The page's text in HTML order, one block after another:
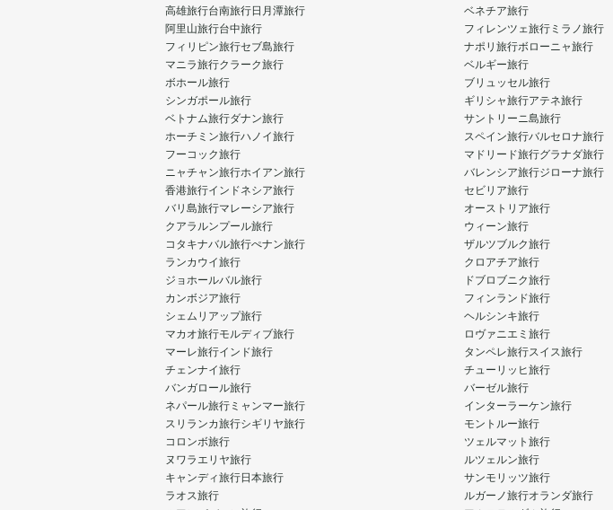
高雄旅行台南旅行日月潭旅行
阿里山旅行台中旅行
フィリピン旅行セブ島旅行
マニラ旅行クラーク旅行
ボホール旅行
シンガポール旅行
ベトナム旅行ダナン旅行
ホーチミン旅行ハノイ旅行
フーコック旅行
ニャチャン旅行ホイアン旅行
香港旅行インドネシア旅行
バリ島旅行マレーシア旅行
クアラルンプール旅行
コタキナバル旅行ぺナン旅行
ランカウイ旅行
ジョホールバル旅行
カンボジア旅行
シェムリアップ旅行
マカオ旅行モルディブ旅行
マーレ旅行インド旅行
チェンナイ旅行
バンガロール旅行
ネパール旅行 ミャンマー旅行
スリランカ旅行シギリヤ旅行
コロンボ旅行
ヌワラエリヤ旅行
キャンディ旅行日本旅行
ラオス旅行
ベネチア旅行
フィレンツェ旅行 ミラノ旅行
ナポリ旅行ボローニャ旅行
ベルギー旅行
ブリュッセル旅行
ギリシャ旅行アテネ旅行
サントリーニ島旅行
スペイン旅行バルセロナ旅行
マドリード旅行グラナダ旅行
バレンシア旅行ジローナ旅行
セビリア旅行
オーストリア旅行
ウィーン旅行
ザルツブルク旅行
クロアチア旅行
ドブロブニク旅行
フィンランド旅行
ヘルシンキ旅行
ロヴァニエミ旅行
タンペレ旅行スイス旅行
チューリッヒ旅行
バーゼル旅行
インターラーケン旅行
モントルー旅行
ツェルマット旅行
ルツェルン旅行
サンモリッツ旅行
ルガーノ旅行オランダ旅行